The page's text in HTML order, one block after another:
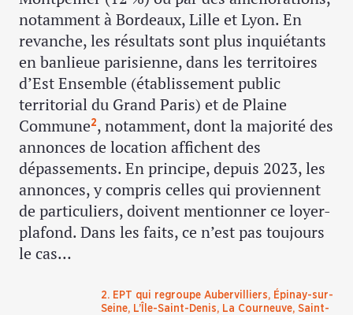
2. EPT qui regroupe Aubervilliers, Épinay-sur-
Seine, L’Île-Saint-Denis, La Courneuve, Saint-
notamment à Bordeaux, Lille et Lyon. En
revanche, les résultats sont plus inquiétants
en banlieue parisienne, dans les territoires
d’Est Ensemble (établissement public
territorial du Grand Paris) et de Plaine
Commune2, notamment, dont la majorité des
annonces de location affichent des
dépassements. En principe, depuis 2023, les
annonces, y compris celles qui proviennent
de particuliers, doivent mentionner ce loyer-
plafond. Dans les faits, ce n’est pas toujours
le cas…